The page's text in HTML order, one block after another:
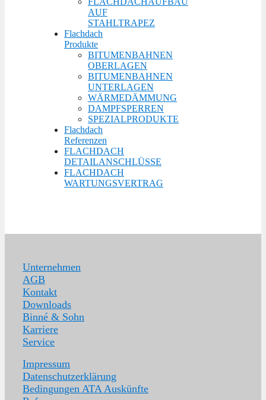
AUF
STAHLTRAPEZ
Flachdach
Produkte
BITUMENBAHNEN
OBERLAGEN
BITUMENBAHNEN
UNTERLAGEN
WÄRMEDÄMMUNG
DAMPFSPERREN
SPEZIALPRODUKTE
Flachdach
Referenzen
FLACHDACH
DETAILANSCHLÜSSE
FLACHDACH
WARTUNGSVERTRAG
Unternehmen
AGB
Kontakt
Downloads
Binné & Sohn
Karriere
Service
Impressum
Datenschutzerklärung
Bedingungen ATA Auskünfte